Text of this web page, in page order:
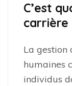
C’est
carrière
La gestion
humaines
individus